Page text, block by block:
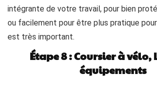
intégrante de votre travail, pour bien
ou facilement pour être plus pratique
est très important.
Étape 8 : Coursier à vélo,
équipements